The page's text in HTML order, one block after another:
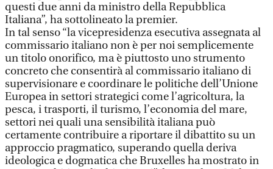
questi due anni da ministro della Repubblica
Italiana”, ha sottolineato la premier.
In tal senso “la vicepresidenza esecutiva assegnata al
commissario italiano non è per noi semplicemente
un titolo onorifico, ma è piuttosto uno strumento
concreto che consentirà al commissario italiano di
supervisionare e coordinare le politiche dell’Unione
Europea in settori strategici come l’agricoltura, la
pesca, i trasporti, il turismo, l’economia del mare,
settori nei quali una sensibilità italiana può
certamente contribuire a riportare il dibattito su un
approccio pragmatico, superando quella deriva
ideologica e dogmatica che Bruxelles ha mostrato in